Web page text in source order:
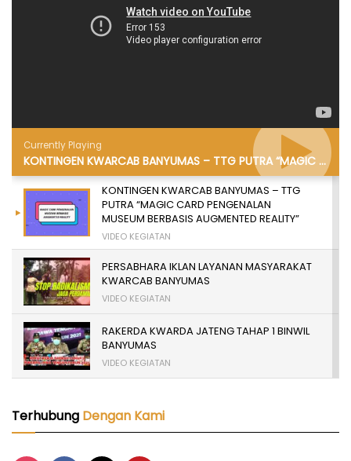
Currently Playing
KONTINGEN KWARCAB BANYUMAS – TTG PUTRA “MAGIC CARD PENGENALAN MUSEUM BERBASIS AUGMENTED REALITY”
KONTINGEN KWARCAB BANYUMAS – TTG
PUTRA “MAGIC CARD PENGENALAN
MUSEUM BERBASIS AUGMENTED REALITY”
VIDEO KEGIATAN
PERSABHARA IKLAN LAYANAN MASYARAKAT
KWARCAB BANYUMAS
VIDEO KEGIATAN
RAKERDA KWARDA JATENG TAHAP 1 BINWIL
BANYUMAS
VIDEO KEGIATAN
16.901 PRAMUKA GARUDA KWARCAB
BANYUMAS 2024
Terhubung Dengan Kami